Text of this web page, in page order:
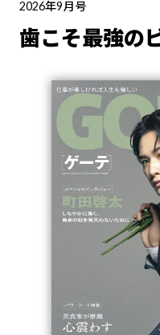
2026年9月号
歯こそ最強の